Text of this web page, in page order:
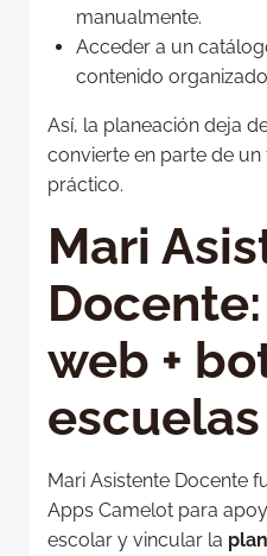
manualmente.
Acceder a un
contenido
Así, la planeación deja
convierte en parte de
práctico.
Mari
web +
escuelas
Mari Asistente Docente
Apps Camelot para
escolar y vincular la